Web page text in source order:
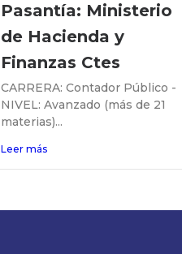
Pasantía: Ministerio
de Hacienda y
Finanzas Ctes
CARRERA: Contador Público -
NIVEL: Avanzado (más de 21
materias)...
Leer más